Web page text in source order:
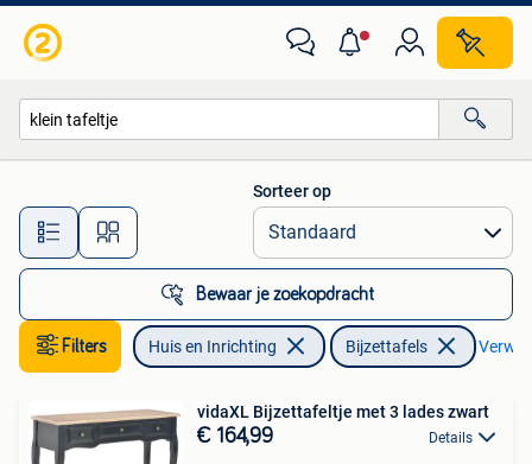
Alle afstanden…
Sorteer op
Bewaar je zoekopdracht
Filters Huis en Inrichting Bijzettafels
vidaXL Bijzettafeltje met 3 lades zwart
€ 164,99 Details